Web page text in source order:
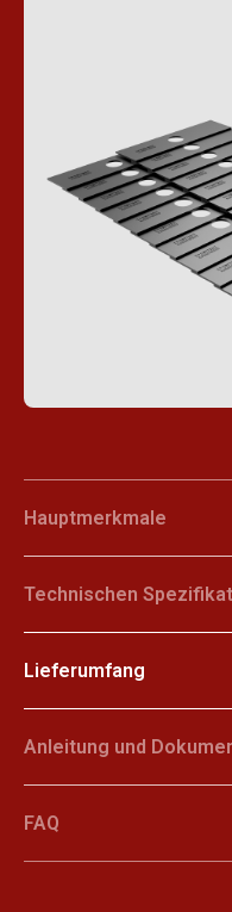
Hauptmerkmale
Technischen
Lieferumfang
Anleitung und
FAQ